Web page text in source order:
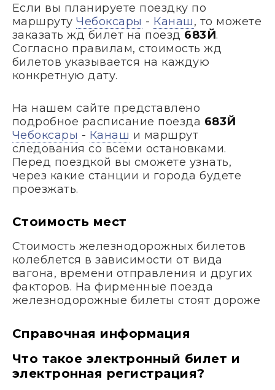
Если вы планируете поездку по
маршрутуЧебоксары - Канаш, то можете
заказать жд билет на поезд 683Й.
Согласно правилам, стоимость жд
билетов указывается на каждую
конкретную дату.
На нашем сайте представлено
подробное расписание поезда 683Й
Чебоксары - Канаш и маршрут
следования со всеми остановками.
Перед поездкой вы сможете узнать,
через какие станции и города будете
проезжать.
Стоимость мест
Стоимость железнодорожных билетов
колеблется в зависимости от вида
вагона, времени отправления и других
факторов. На фирменные поезда
железнодорожные билеты стоят дороже
Справочная информация
Что такое электронный билет и
электронная регистрация?